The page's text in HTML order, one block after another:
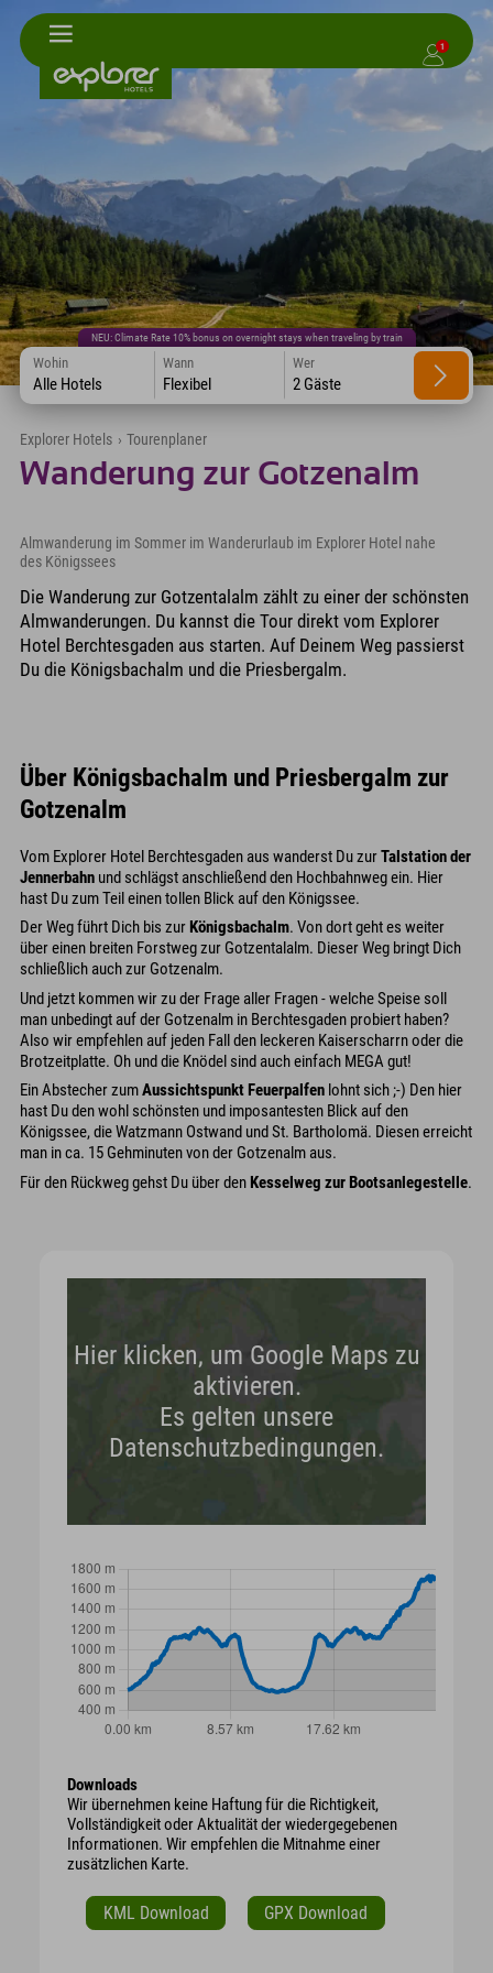
1
NEU: Climate Rate 10% bonus on overnight stays when traveling by train
Wohin
Alle Hotels
Wann
Flexibel
Wer
2 Gäste
Explorer Hotels › Tourenplaner
Wanderung zur Gotzenalm
Almwanderung im Sommer im Wanderurlaub im Explorer Hotel nahe
des Königssees
Die Wanderung zur Gotzentalalm zählt zu einer der schönsten
Almwanderungen. Du kannst die Tour direkt vom Explorer
Hotel Berchtesgaden aus starten. Auf Deinem Weg passierst
Du die Königsbachalm und die Priesbergalm.
Über Königsbachalm und Priesbergalm zur
Gotzenalm
Vom Explorer Hotel Berchtesgaden aus wanderst Du zurTalstation der
Jennerbahn und schlägst anschließend den Hochbahnweg ein. Hier
hast Du zum Teil einen tollen Blick auf den Königssee.
Der Weg führt Dich bis zurKönigsbachalm. Von dort geht es weiter
über einen breiten Forstweg zur Gotzentalalm. Dieser Weg bringt Dich
schließlich auch zur Gotzenalm.
Und jetzt kommen wir zu der Frage aller Fragen - welche Speise soll
man unbedingt auf der Gotzenalm in Berchtesgaden probiert haben?
Also wir empfehlen auf jeden Fall den leckeren Kaiserscharrn oder die
Brotzeitplatte. Oh und die Knödel sind auch einfach MEGA gut!
Ein Abstecher zumAussichtspunkt Feuerpalfen lohnt sich ;-) Den hier
hast Du den wohl schönsten und imposantesten Blick auf den
Königssee, die Watzmann Ostwand und St. Bartholomä. Diesen erreicht
man in ca. 15 Gehminuten von der Gotzenalm aus.
Für den Rückweg gehst Du über denKesselweg zur Bootsanlegestelle.
Hier klicken, um Google Maps zu
aktivieren.
Es gelten unsere
Datenschutzbedingungen.
Downloads
Wir übernehmen keine Haftung für die Richtigkeit,
Vollständigkeit oder Aktualität der wiedergegebenen
Informationen. Wir empfehlen die Mitnahme einer
zusätzlichen Karte.
KML Download GPX Download